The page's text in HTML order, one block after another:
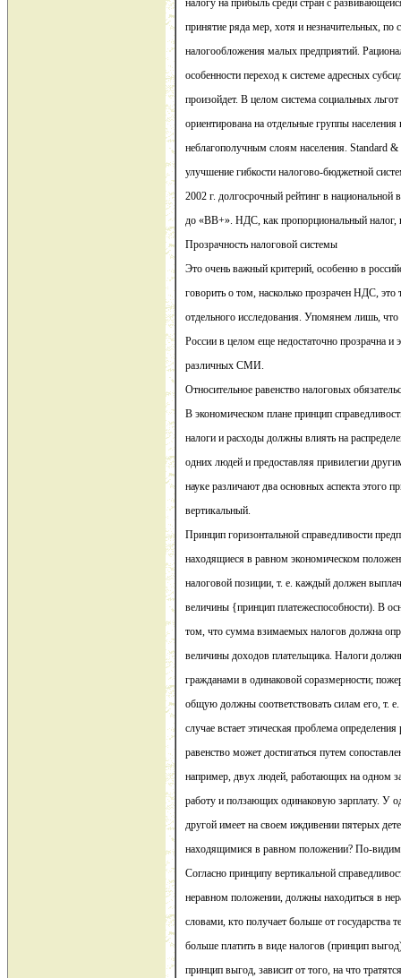
налогу на прибыль среди стран с
принятие ряда мер, хотя и незначительных, по
налогообложения малых предприятий.
особенности переход к системе адресных
произойдет. В целом система социальных
ориентирована на отдельные группы
неблагополучным слоям населения. Standard
улучшение гибкости налогово-бюджетной
2002 г. долгосрочный рейтинг в национальной
до «ВВ+». НДС, как пропорциональный налог,
Прозрачность налоговой системы
Это очень важный критерий, особенно в
говорить о том, насколько прозрачен НДС,
отдельного исследования. Упомянем лишь,
России в целом еще недостаточно прозрачна и
различных СМИ.
Относительное равенство налоговых
В экономическом плане принцип
налоги и расходы должны влиять на
одних людей и предоставляя привилегии
науке различают два основных аспекта этого
вертикальный.
Принцип горизонтальной справедливости
находящиеся в равном экономическом
налоговой позиции, т. е. каждый должен
величины {принцип платежеспособности). В
том, что сумма взимаемых налогов должна
величины доходов плательщика. Налоги
гражданами в одинаковой соразмерности;
общую должны соответствовать силам его, т.
случае встает этическая проблема определения
равенство может достигаться путем
например, двух людей, работающих на одном
работу и ползающих одинаковую зарплату. У
другой имеет на своем иждивении пятерых
находящимися в равном положении? По-
Согласно принципу вертикальной
неравном положении, должны находиться в
словами, кто получает больше от государства
больше платить в виде налогов (принцип
принцип выгод, зависит от того, на что